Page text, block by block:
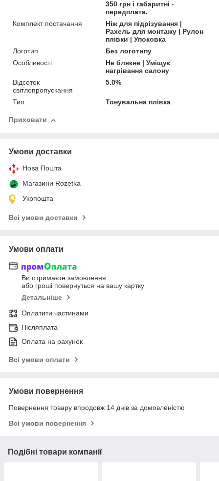
350 грн і габаритні -
передплата.
Комплект постачання
Ніж для підрізування |
Рахель для монтажу | Рулон
плівки | Упоковка
Логотип
Без логотипу
Особливості
Не блякне | Уміщує
нагрівання салону
Відсоток
світлопропускання
5.0%
Тип Тонувальна плівка
Приховати
Умови доставки
Нова Пошта
Магазини Rozetka
Укрпошта
Всі умови доставки
Умови оплати
Ви отримаєте замовлення
або гроші повернуться на вашу картку
Детальніше
Оплатити частинами
Післяплата
Оплата на рахунок
Всі умови оплати
Умови повернення
Повернення товару впродовж 14 днів за домовленістю
Всі умови повернення
Подібні товари компанії